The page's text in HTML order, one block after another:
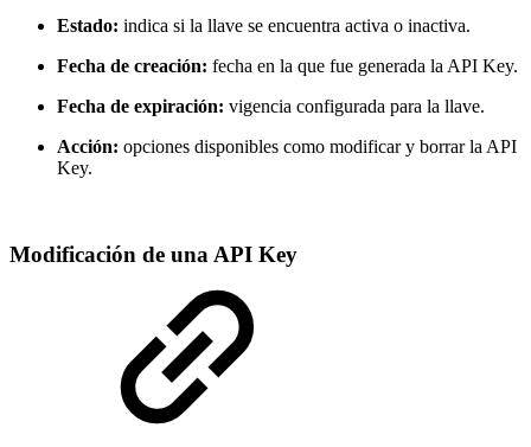
Estado: indica si la llave se encuentra activa o inactiva.
Fecha de creación: fecha en la que fue generada la API Key.
Fecha de expiración: vigencia configurada para la llave.
Acción: opciones disponibles como modificar y borrar la API
Key.
Modificación de una API Key